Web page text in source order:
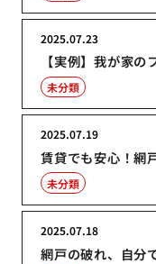
【実例】我が家
2025.07.23
未分類
賃貸でも安心！網
2025.07.19
未分類
網戸の破れ、自分
2025.07.18